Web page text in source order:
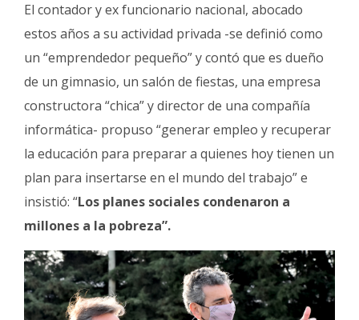
El contador y ex funcionario nacional, abocado
estos años a su actividad privada -se definió como
un “emprendedor pequeño” y contó que es dueño
de un gimnasio, un salón de fiestas, una empresa
constructora “chica” y director de una compañía
informática- propuso “generar empleo y recuperar
la educación para preparar a quienes hoy tienen un
plan para insertarse en el mundo del trabajo” e
insistió: “Los planes sociales condenaron a
millones a la pobreza”.